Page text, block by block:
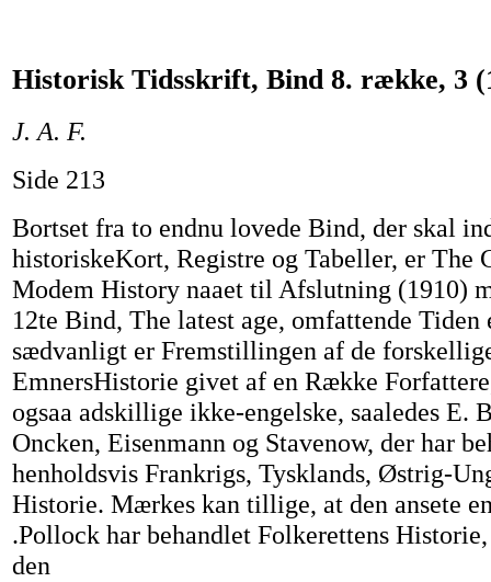
Historisk Tidsskrift, Bind 8. række, 3
J. A. F.
Side 213
Bortset fra to endnu lovede Bind, der skal
historiskeKort, Registre og Tabeller, er The
Modem History naaet til Afslutning (1910)
12te Bind, The latest age, omfattende Tiden
sædvanligt er Fremstillingen af de
EmnersHistorie givet af en Række
ogsaa adskillige ikke-engelske, saaledes E.
Oncken, Eisenmann og Stavenow, der har
henholdsvis Frankrigs, Tysklands, Østrig-
Historie. Mærkes kan tillige, at den ansete
.Pollock har behandlet Folkerettens
den